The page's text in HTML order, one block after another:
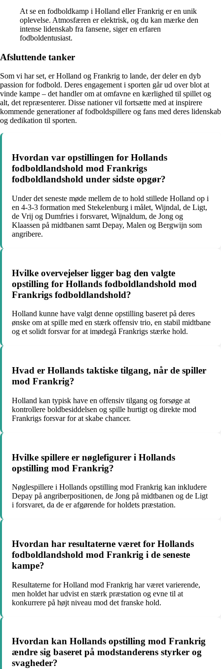
At se en fodboldkamp i Holland eller Frankrig er en unik
oplevelse. Atmosfæren er elektrisk, og du kan mærke den
intense lidenskab fra fansene, siger en erfaren
fodboldentusiast.
Afsluttende tanker
Som vi har set, er Holland og Frankrig to lande, der deler en dyb
passion for fodbold. Deres engagement i sporten går ud over blot at
vinde kampe – det handler om at omfavne en kærlighed til spillet og
alt, det repræsenterer. Disse nationer vil fortsætte med at inspirere
kommende generationer af fodboldspillere og fans med deres lidenskab
og dedikation til sporten.
Hvordan var opstillingen for Hollands
fodboldlandshold mod Frankrigs
fodboldlandshold under sidste opgør?
Under det seneste møde mellem de to hold stillede Holland op i
en 4-3-3 formation med Stekelenburg i målet, Wijndal, de Ligt,
de Vrij og Dumfries i forsvaret, Wijnaldum, de Jong og
Klaassen på midtbanen samt Depay, Malen og Bergwijn som
angribere.
Hvilke overvejelser ligger bag den valgte
opstilling for Hollands fodboldlandshold mod
Frankrigs fodboldlandshold?
Holland kunne have valgt denne opstilling baseret på deres
ønske om at spille med en stærk offensiv trio, en stabil midtbane
og et solidt forsvar for at imødegå Frankrigs stærke hold.
Hvad er Hollands taktiske tilgang, når de spiller
mod Frankrig?
Holland kan typisk have en offensiv tilgang og forsøge at
kontrollere boldbesiddelsen og spille hurtigt og direkte mod
Frankrigs forsvar for at skabe chancer.
Hvilke spillere er nøglefigurer i Hollands
opstilling mod Frankrig?
Nøglespillere i Hollands opstilling mod Frankrig kan inkludere
Depay på angriberpositionen, de Jong på midtbanen og de Ligt
i forsvaret, da de er afgørende for holdets præstation.
Hvordan har resultaterne været for Hollands
fodboldlandshold mod Frankrig i de seneste
kampe?
Resultaterne for Holland mod Frankrig har været varierende,
men holdet har udvist en stærk præstation og evne til at
konkurrere på højt niveau mod det franske hold.
Hvordan kan Hollands opstilling mod Frankrig
ændre sig baseret på modstanderens styrker og
svagheder?